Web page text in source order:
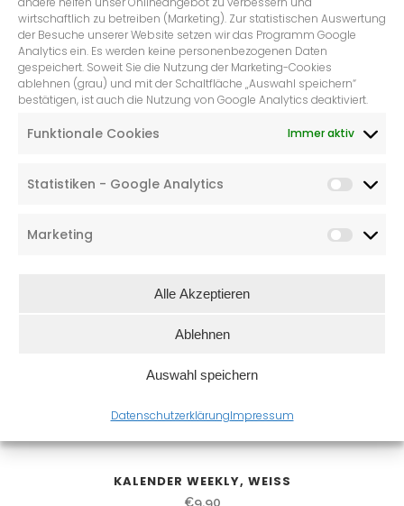
wirtschaftlich zu betreiben (Marketing). Zur statistischen Auswertung
der Besuche unserer Website setzen wir das Programm Google
Analytics ein. Es werden keine personenbezogenen Daten
gespeichert. Soweit Sie die Nutzung der Marketing-Cookies
ablehnen (grau) und mit der Schaltfläche „Auswahl speichern“
bestätigen, ist auch die Nutzung von Google Analytics deaktiviert.
Funktionale Cookies Immer aktiv
Statistiken - Google Analytics
Marketing
Alle Akzeptieren
Ablehnen
Auswahl speichern
DatenschutzerklärungImpressum
KALENDER WEEKLY, WEISS
€9,90